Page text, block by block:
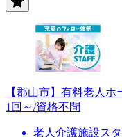
【郡山市】有料老人
1回～/資格不問
老人介護施設ス